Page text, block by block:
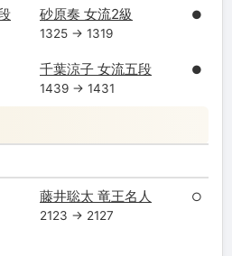
砂原奏 女流2級
1325 → 1319
●
千葉涼子 女流五段
1439 → 1431
●
藤井聡太 竜王名人
2123 → 2127
○